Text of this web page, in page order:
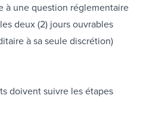
à une question réglementaire
deux (2) jours ouvrables
à sa seule discrétion)
doivent suivre les étapes